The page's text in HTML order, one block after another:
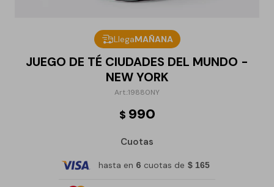
LlegaMAÑANA
JUEGO DE TÉ CIUDADES DEL MUNDO -
NEW YORK
19880NY
$ 990
Cuotas
hasta en 6 cuotas de $ 165